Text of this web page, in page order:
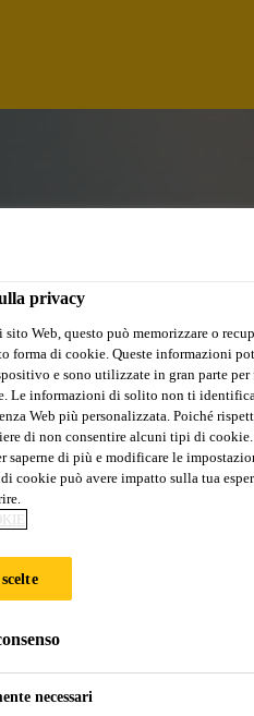
(M/W/D)
privacy
Web, questo può memorizzare o
forma di cookie. Queste informazioni
e sono utilizzate in gran parte
Le informazioni di solito non ti
Web più personalizzata. Poiché
di non consentire alcuni tipi di
saperne di più e modificare le
cookie può avere impatto sulla tua
necessari